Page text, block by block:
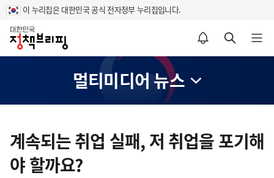
이 누리집은 대한민국 공식 전자정부 누리집입니다.
홈
알림설정 바로가기 검색 바로가기 메뉴 열기
멀티미디어 뉴스
텐
츠
영
계속되는 취업 실패, 저 취업을 포기해
야 할까요?